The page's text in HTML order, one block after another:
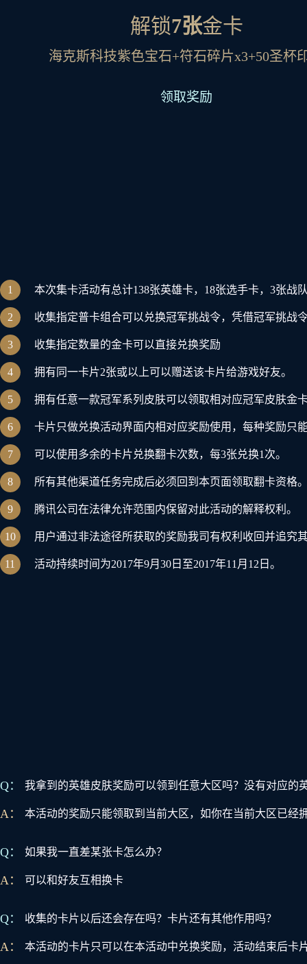
解锁7张金卡
海克斯科技紫色宝石+符石碎片x3+50圣杯
领取奖励
1 本次集卡活动有总计138张英雄卡，18张选手卡，3张战
2 收集指定普卡组合可以兑换冠军挑战令，凭借冠军挑战
3 收集指定数量的金卡可以直接兑换奖励
4 拥有同一卡片2张或以上可以赠送该卡片给游戏好友。
5 拥有任意一款冠军系列皮肤可以领取相对应冠军皮肤金
6 卡片只做兑换活动界面内相对应奖励使用，每种奖励只
7 可以使用多余的卡片兑换翻卡次数，每3张兑换1次。
8 所有其他渠道任务完成后必须回到本页面领取翻卡资格
9 腾讯公司在法律允许范围内保留对此活动的解释权利。
10 用户通过非法途径所获取的奖励我司有权利收回并追究
11 活动持续时间为2017年9月30日至2017年11月12日。
Q： 我拿到的英雄皮肤奖励可以领到任意大区吗？没有对应的
A： 本活动的奖励只能领取到当前大区，如你在当前大区已经
Q： 如果我一直差某张卡怎么办？
A： 可以和好友互相换卡
Q： 收集的卡片以后还会存在吗？卡片还有其他作用吗？
A： 本活动的卡片只可以在本活动中兑换奖励，活动结束后卡